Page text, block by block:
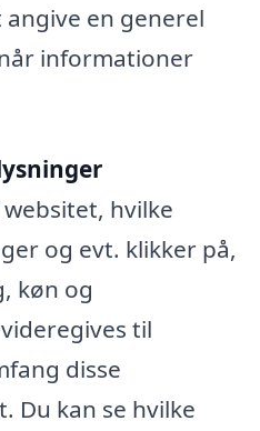
en generel
informationer
hvilke
og evt. klikker på,
køn og
til
disse
Du kan se hvilke